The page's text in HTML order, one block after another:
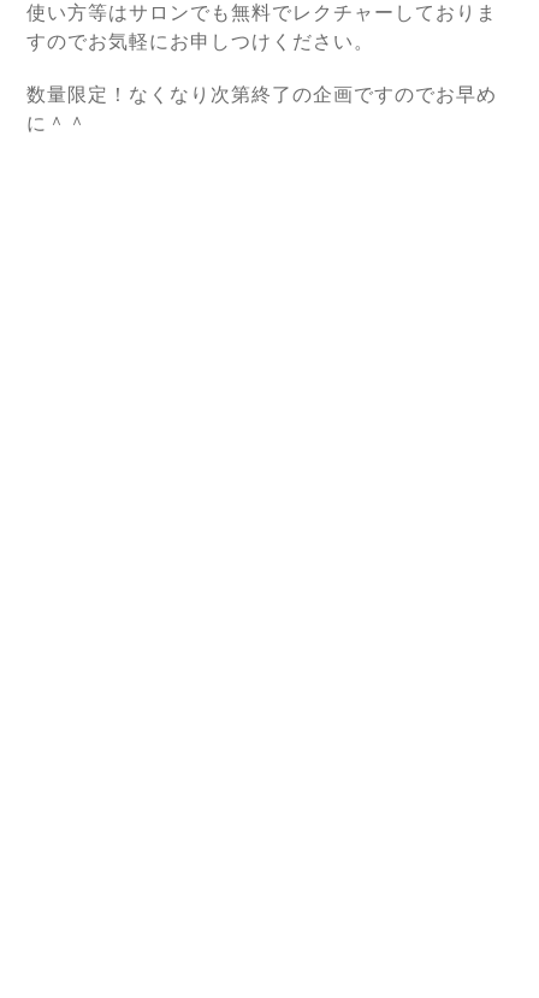
使い方等はサロンでも無料でレクチャーしておりま
すのでお気軽にお申しつけください。
数量限定！なくなり次第終了の企画ですのでお早め
に＾＾